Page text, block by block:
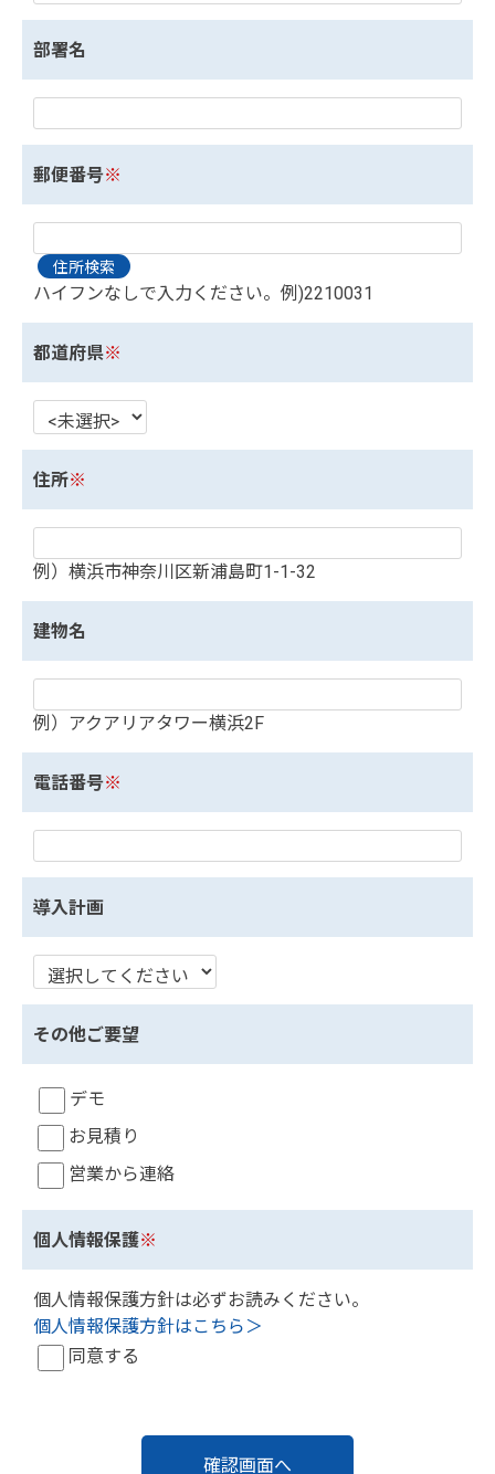
部署名
郵便番号※
ハイフンなしで入力ください。例)2210031
都道府県※
住所※
例）横浜市神奈川区新浦島町1-1-32
建物名
例）アクアリアタワー横浜2F
電話番号※
導入計画
その他ご要望
デモ
お見積り
営業から連絡
個人情報保護※
個人情報保護方針は必ずお読みください。
個人情報保護方針はこちら＞
同意する